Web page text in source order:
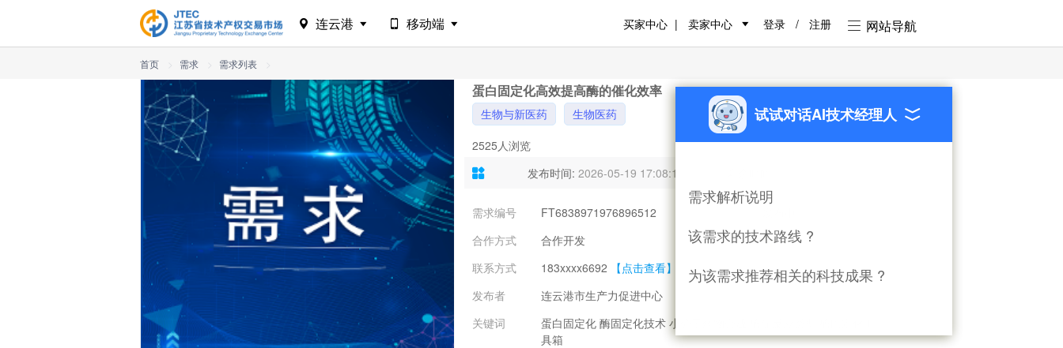
连云港 移动端 登录 / 注册 网站导航
买家中心 卖家中心
首页 需求 需求列表
蛋白固定化高效提高酶的催化效率
生物与新医药
生物医药
2525人浏览
发布时间: 2026-05-19 17:08:13
需求编号 FT6838971976896512
合作方式
合作开发 意向投入 面议
联系方式 183xxxx6692
【点击查看】
发布者
连云港市生产力促进中心
关键词
蛋白固定化 酶固定化技术 小分子药物合成 酶促反应类型 酶固定化工
具箱
试试对话AI技术经理人
需求解析说明
该需求的技术路线 ?
为该需求推荐相关的科技成果 ?